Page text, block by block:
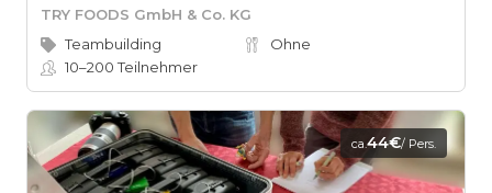
TRY FOODS GmbH & Co. KG
Teambuilding
Ohne
10–200Teilnehmer
ca.44€/ Pers.